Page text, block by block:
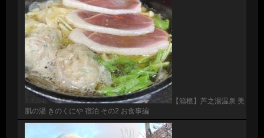
【箱根】芦之湯温泉 美
肌の湯 きのくにや 宿泊 その2 お食事編